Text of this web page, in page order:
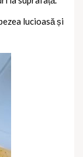
lucioasă și